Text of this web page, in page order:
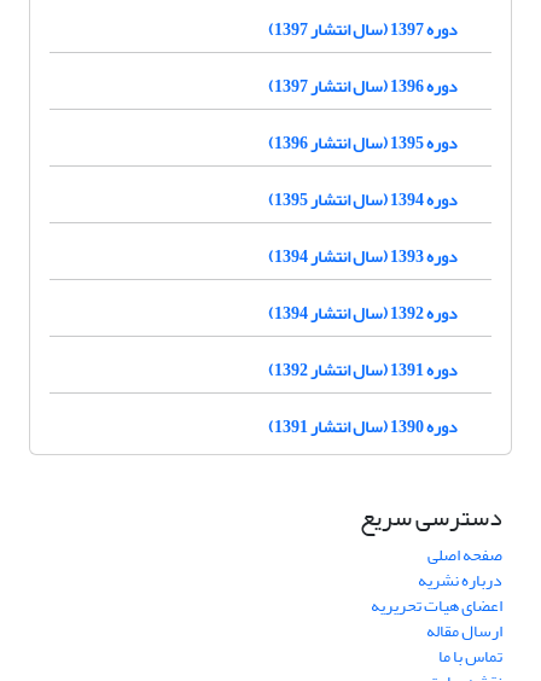
دوره 1397 (سال انتشار 1397)
دوره 1396 (سال انتشار 1397)
دوره 1395 (سال انتشار 1396)
دوره 1394 (سال انتشار 1395)
دوره 1393 (سال انتشار 1394)
دوره 1392 (سال انتشار 1394)
دوره 1391 (سال انتشار 1392)
دوره 1390 (سال انتشار 1391)
دسترسی سریع
صفحه اصلی
درباره نشریه
اعضای هیات تحریریه
ارسال مقاله
تماس با ما